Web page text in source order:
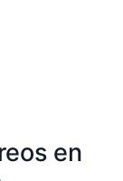
en